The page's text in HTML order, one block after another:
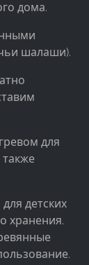
дома.
шалаши).
для
детских
хранения.